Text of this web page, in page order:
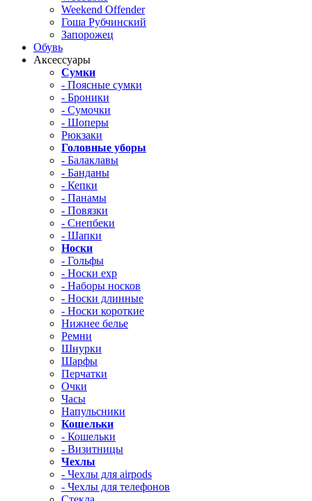
Weekend Offender
Гоша Рубчинский
Запорожец
Обувь
Аксессуары
Сумки
- Поясные сумки
- Броники
- Сумочки
- Шоперы
Рюкзаки
Головные уборы
- Балаклавы
- Банданы
- Кепки
- Панамы
- Повязки
- Снепбеки
- Шапки
Носки
- Гольфы
- Носки exp
- Наборы носков
- Носки длинные
- Носки короткие
Нижнее белье
Ремни
Шнурки
Шарфы
Перчатки
Очки
Часы
Напульсники
Кошельки
- Кошельки
- Визитницы
Чехлы
- Чехлы для airpods
- Чехлы для телефонов